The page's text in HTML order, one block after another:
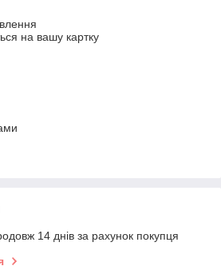
на вашу картку
14 днів за рахунок покупця